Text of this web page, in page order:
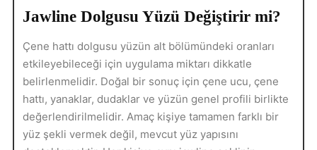
Jawline Dolgusu Yüzü Değiştirir mi?
Çene hattı dolgusu yüzün alt bölümündeki oranları
etkileyebileceği için uygulama miktarı dikkatle
belirlenmelidir. Doğal bir sonuç için çene ucu, çene
hattı, yanaklar, dudaklar ve yüzün genel profili birlikte
değerlendirilmelidir. Amaç kişiye tamamen farklı bir
yüz şekli vermek değil, mevcut yüz yapısını